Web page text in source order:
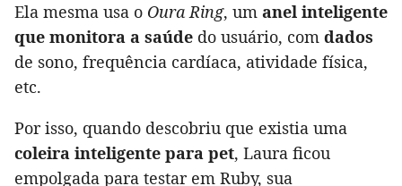
Ela mesma usa o Oura Ring, um anel inteligente
que monitora a saúde do usuário, com dados
de sono, frequência cardíaca, atividade física,
etc.
Por isso, quando descobriu que existia uma
coleira inteligente para pet, Laura ficou
empolgada para testar em Ruby, sua